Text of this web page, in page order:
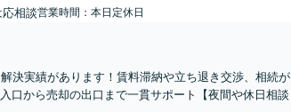
相談営業時間：本日定休日
決実績があります！賃料滞納や立ち退き交渉、相続が
口から売却の出口まで一貫サポート【夜間や休日相談